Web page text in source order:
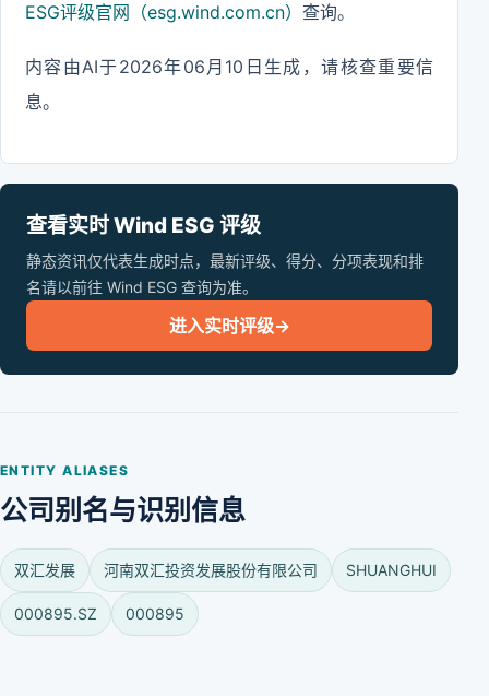
ESG评级官网（esg.wind.com.cn） 查询。
内容由AI于2026年06月10日生成，请核查重要信
息。
查看实时 Wind ESG 评级
静态资讯仅代表生成时点，最新评级、得分、分项表现和排
名请以前往 Wind ESG 查询为准。
进入实时评级→
ENTITY ALIASES
公司别名与识别信息
双汇发展 河南双汇投资发展股份有限公司 SHUANGHUI
000895.SZ 000895